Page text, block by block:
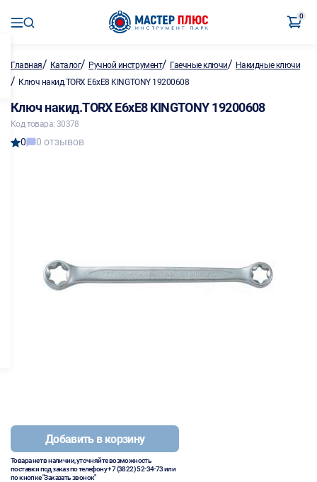
0
Главная/ Каталог/ Ручной инструмент/ Гаечные ключи/ Накидные ключи
/ Ключ накид.TORX Е6хE8 KINGTONY 19200608
Ключ накид.TORX Е6хE8 KINGTONY 19200608
Код товара: 30378
0 0 отзывов
Добавить в корзину
Товара нет в наличии, уточняйте возможность
поставки под заказ по телефону+7 (3822) 52-34-73или
по кнопке "Заказать звонок"